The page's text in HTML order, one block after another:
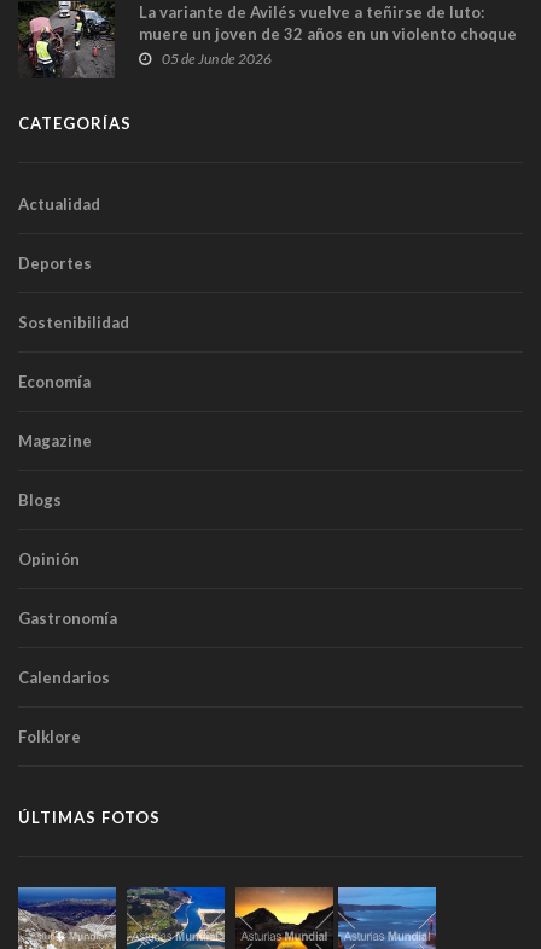
La variante de Avilés vuelve a teñirse de luto:
muere un joven de 32 años en un violento choque
frontal
05 de Jun de 2026
CATEGORÍAS
Actualidad
Deportes
Sostenibilidad
Economía
Magazine
Blogs
Opinión
Gastronomía
Calendarios
Folklore
ÚLTIMAS FOTOS